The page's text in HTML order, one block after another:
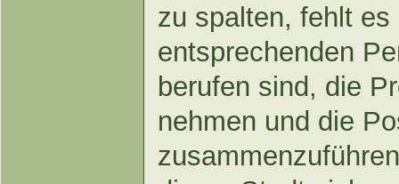
zu spalten, fehlt
entsprechenden
berufen sind, die
nehmen und die